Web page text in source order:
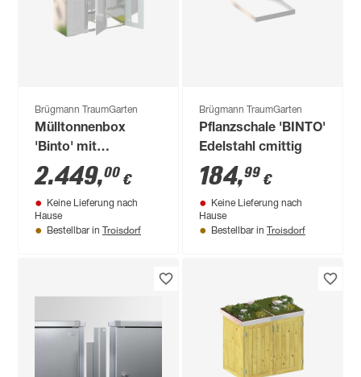
Brügmann TraumGarten
Mülltonnenbox
'Binto' mit
Pflanzkasten silbern
216 x 129 x 90 cm
2.449,00 €
Keine Lieferung nach
Hause
Bestellbar in Troisdorf
Brügmann TraumGarten
Pflanzschale 'BINTO'
Edelstahl cmittig
184,99 €
Keine Lieferung nach
Hause
Bestellbar in Troisdorf